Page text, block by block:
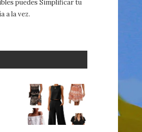
puedes Simplificar tu
a la vez.